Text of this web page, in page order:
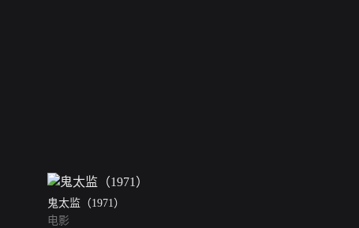
鬼太监（1971）
电影